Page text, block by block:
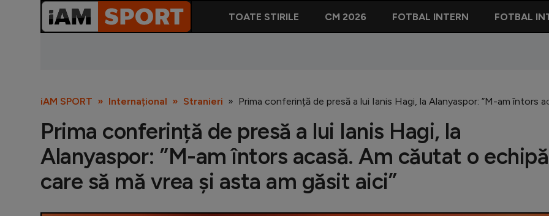
TOATE STIRILE CM 2026 FOTBAL INTERN FOTBAL
iAM SPORT Internațional Stranieri Prima conferință de presă a lui Ianis Hagi, la Alanyaspor: ”M-am întors
Prima conferință de presă a lui Ianis Hagi, la
Alanyaspor: ”M-am întors acasă. Am căutat o echipă
care să mă vrea și asta am găsit aici”